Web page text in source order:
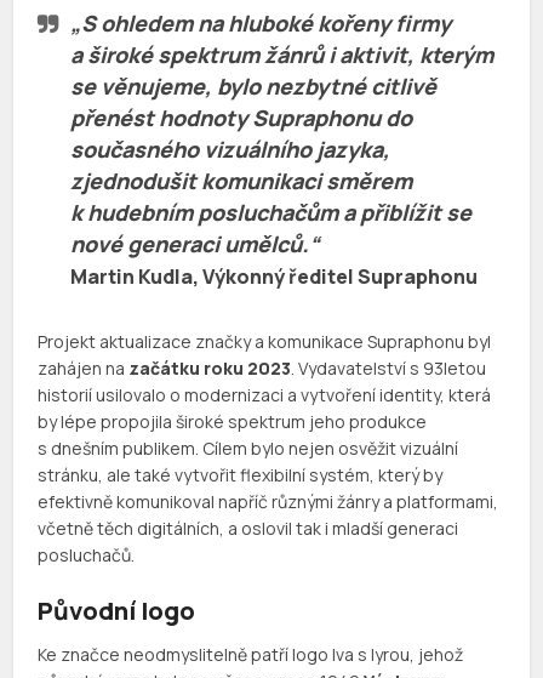
„S ohledem na hluboké kořeny firmy
a široké spektrum žánrů i aktivit, kterým
se věnujeme, bylo nezbytné citlivě
přenést hodnoty Supraphonu do
současného vizuálního jazyka,
zjednodušit komunikaci směrem
k hudebním posluchačům a přiblížit se
nové generaci umělců.“
Martin Kudla, Výkonný ředitel Supraphonu
Projekt aktualizace značky a komunikace Supraphonu byl
zahájen na začátku roku 2023. Vydavatelství s 93letou
historií usilovalo o modernizaci a vytvoření identity, která
by lépe propojila široké spektrum jeho produkce
s dnešním publikem. Cílem bylo nejen osvěžit vizuální
stránku, ale také vytvořit flexibilní systém, který by
efektivně komunikoval napříč různými žánry a platformami,
včetně těch digitálních, a oslovil tak i mladší generaci
posluchačů.
Původní logo
Ke značce neodmyslitelně patří logo lva s lyrou, jehož